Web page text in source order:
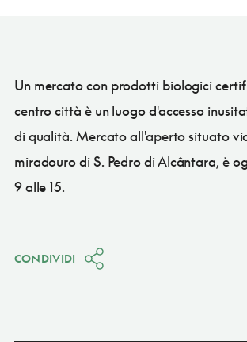
Un mercato con prodotti biologici
centro città è un luogo d'accesso
di qualità. Mercato all'aperto situato
miradouro di S. Pedro di Alcântara, è
9 alle 15.
CONDIVIDI